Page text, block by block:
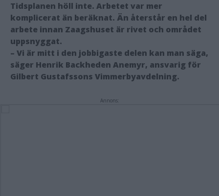
Tidsplanen höll inte. Arbetet var mer
komplicerat än beräknat. Än återstår en hel del
arbete innan Zaagshuset är rivet och området
uppsnyggat.
– Vi är mitt i den jobbigaste delen kan man säga,
säger Henrik Backheden Anemyr, ansvarig för
Gilbert Gustafssons Vimmerbyavdelning.
Annons: